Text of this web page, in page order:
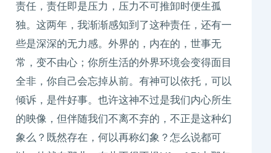
责任，责任即是压力，压力不可推卸时便生孤
独。这两年，我渐渐感知到了这种责任，还有一
些是深深的无力感。外界的，内在的，世事无
常，变不由心；你所生活的外界环境会变得面目
全非，你自己会忘掉从前。有神可以依托，可以
倾诉，是件好事。也许这神不过是我们内心所生
的映像，但伴随我们不离不弃的，不正是这种幻
象么？既然存在，何以再称幻象？怎么说都可